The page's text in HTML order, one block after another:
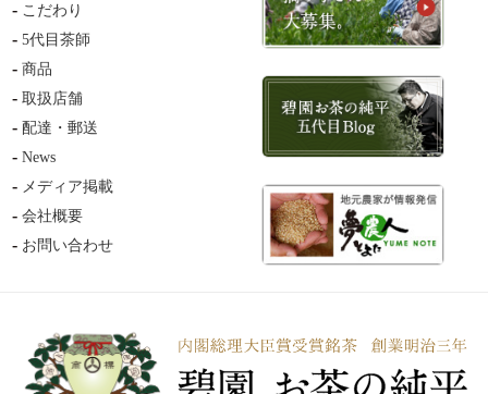
こだわり
5代目茶師
商品
取扱店舗
配達・郵送
News
メディア掲載
会社概要
お問い合わせ